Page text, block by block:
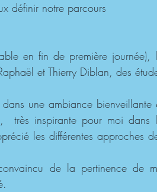
définir notre parcours
en fin de première journée),
et Thierry Diblan, des
une ambiance bienveillante
très inspirante pour moi dans
les différentes approches
de la pertinence de